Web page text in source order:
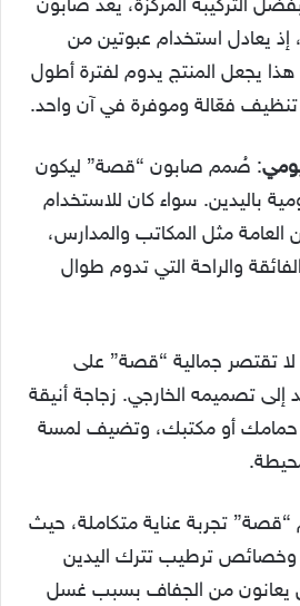
التركيبة المركزة، يُعد صابون
إذ يعادل استخدام عبوتين من
هذا يجعل المنتج يدوم لفترة أطول
تنظيف فعّالة وموفرة في آن واحد.
: صُمم صابون “قصة” ليكون
باليدين. سواء كان للاستخدام
العامة مثل المكاتب والمدارس،
والراحة التي تدوم طوال
لا تقتصر جمالية “قصة” على
إلى تصميمه الخارجي. زجاجة أنيقة
حمامك أو مكتبك، وتضيف لمسة
“قصة” تجربة عناية متكاملة، حيث
ترطيب تترك اليدين
يعانون من الجفاف بسبب غسل